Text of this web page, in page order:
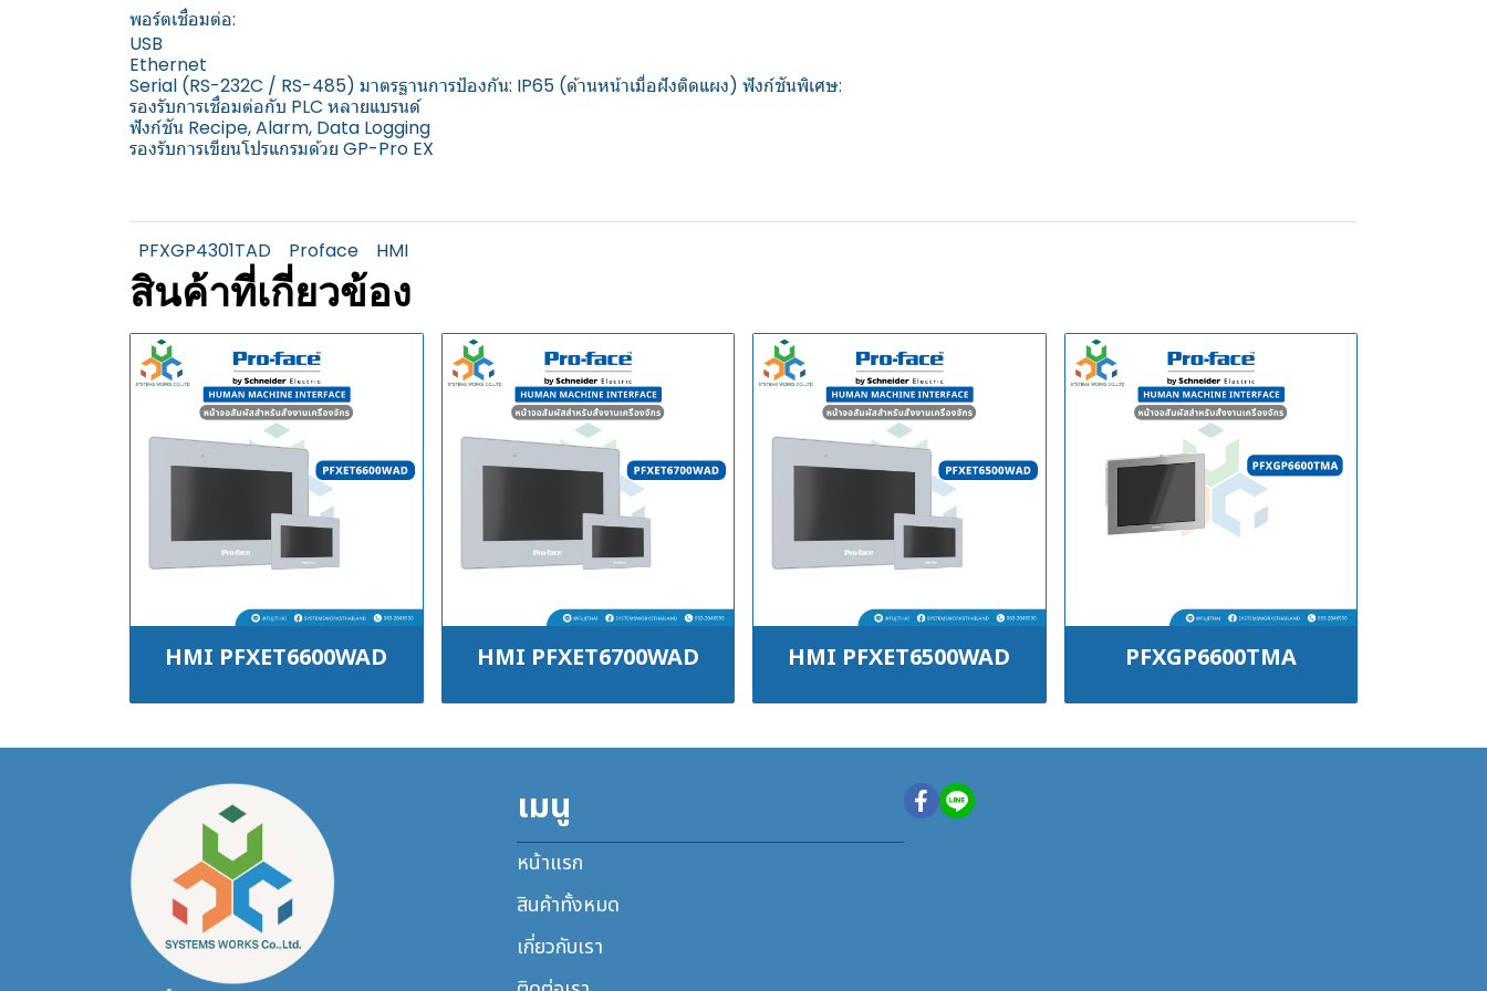
พอร์ตเชื่อมต่อ:
USB
Ethernet
Serial (RS-232C / RS-485) มาตรฐานการป้องกัน: IP65 (ด้านหน้าเมื่อฝังติดแผง) ฟังก์ชันพิเศษ:
รองรับการเชื่อมต่อกับ PLC หลายแบรนด์
ฟังก์ชัน Recipe, Alarm, Data Logging
รองรับการเขียนโปรแกรมด้วย GP-Pro EX
PFXGP4301TAD Proface HMI
สินค้าที่เกี่ยวข้อง
HMI PFXET6600WAD HMI PFXET6700WAD HMI PFXET6500WAD PFXGP6600TMA
เมนู
หน้าแรก
สินค้าทั้งหมด
เกี่ยวกับเรา